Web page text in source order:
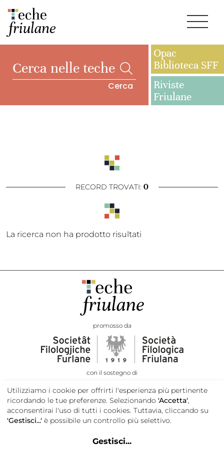
Cerca
Opac
Biblioteca SFF
Riviste
Friulane
RECORD TROVATI: 0
La ricerca non ha prodotto risultati
promosso da
con il sostegno di
Utilizziamo i cookie per offrirti l'esperienza più pertinente
ricordando le tue preferenze. Selezionando 'Accetta',
acconsentirai l'uso di tutti i cookies. Tuttavia, cliccando su
'Gestisci...' è possibile un controllo più selettivo.
Gestisci...